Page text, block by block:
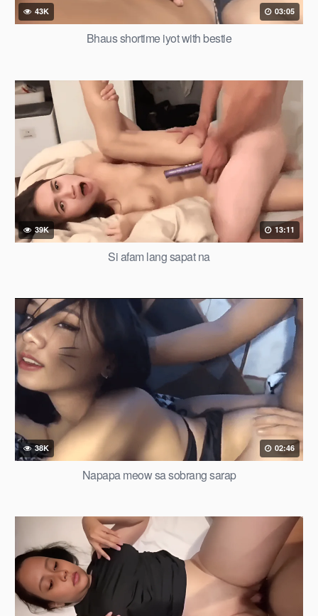
43K 03:05
Bhaus shortime iyot with bestie
39K 13:11
Si afam lang sapat na
38K 02:46
Napapa meow sa sobrang sarap